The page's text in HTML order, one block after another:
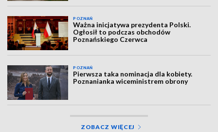
POZNAŃ
Ważna inicjatywa prezydenta Polski.
Ogłosił to podczas obchodów
Poznańskiego Czerwca
POZNAŃ
Pierwsza taka nominacja dla kobiety.
Poznanianka wiceministrem obrony
ZOBACZ WIĘCEJ